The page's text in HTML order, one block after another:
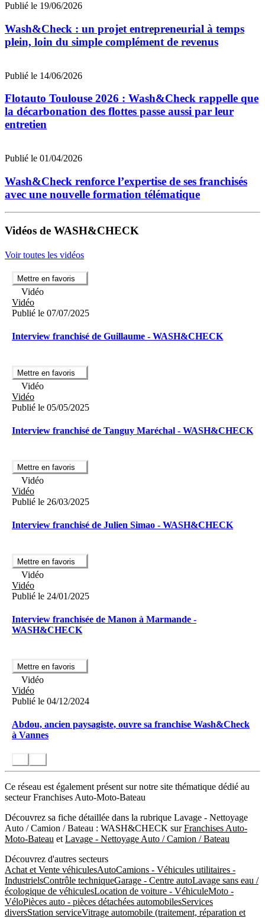
Publié le 19/06/2026
Wash&Check : un projet entrepreneurial à temps
plein, loin du simple complément de revenus
Publié le 14/06/2026
Flotauto Toulouse 2026 : Wash&Check rappelle que
la décarbonation des flottes passe aussi par leur
entretien
Publié le 01/04/2026
Wash&Check renforce l’expertise de ses franchisés
avec une nouvelle formation télématique
Vidéos de WASH&CHECK
Voir toutes les vidéos
Mettre en favoris
Vidéo
Vidéo
Publié le 07/07/2025
Interview franchisé de Guillaume - WASH&CHECK
Mettre en favoris
Vidéo
Vidéo
Publié le 05/05/2025
Interview franchisé de Tanguy Maréchal - WASH&CHECK
Mettre en favoris
Vidéo
Vidéo
Publié le 26/03/2025
Interview franchisé de Julien Simao - WASH&CHECK
Mettre en favoris
Vidéo
Vidéo
Publié le 24/01/2025
Interview franchisée de Manon à Marmande -
WASH&CHECK
Mettre en favoris
Vidéo
Vidéo
Publié le 04/12/2024
Abdou, ancien paysagiste, ouvre sa franchise Wash&Check
à Vannes
Ce réseau est également présent sur notre site thématique dédié au
secteur Franchises Auto-Moto-Bateau
Découvrez sa fiche détaillée dans la rubrique Lavage - Nettoyage
Auto / Camion / Bateau : WASH&CHECK surFranchises Auto-
Moto-Bateau etLavage - Nettoyage Auto / Camion / Bateau
Découvrez d'autres secteurs
Achat et Vente véhiculesAutoCamions - Véhicules utilitaires -
IndustrielsContrôle techniqueGarage - Centre autoLavage sans eau /
écologique de véhiculesLocation de voiture - VéhiculeMoto -
VéloPièces auto - pièces détachées automobilesServices
diversStation serviceVitrage automobile (traitement, réparation et